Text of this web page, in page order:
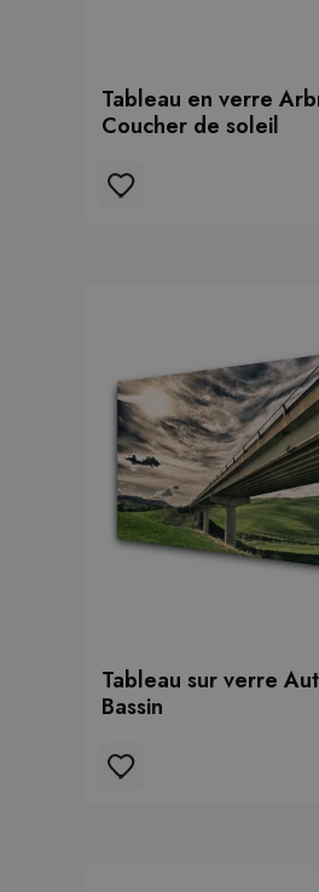
Tableau en verre
Coucher de soleil
Tableau sur verre
Bassin